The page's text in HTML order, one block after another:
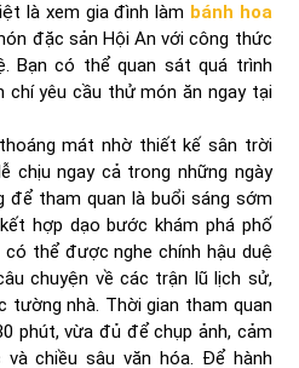
là xem gia đình làm bánh hoa
đặc sản Hội An với công thức
Bạn có thể quan sát quá trình
chí yêu cầu thử món ăn ngay tại
mát nhờ thiết kế sân trời
chịu ngay cả trong những ngày
để tham quan là buổi sáng sớm
hợp dạo bước khám phá phố
có thể được nghe chính hậu duệ
chuyện về các trận lũ lịch sử,
tường nhà. Thời gian tham quan
phút, vừa đủ để chụp ảnh, cảm
và chiều sâu văn hóa. Để hành